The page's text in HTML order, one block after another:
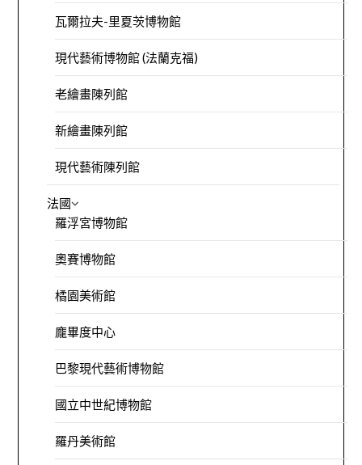
瓦爾拉夫-里夏茨博物館
現代藝術博物館 (法蘭克福)
老繪畫陳列館
新繪畫陳列館
現代藝術陳列館
法國
羅浮宮博物館
奧賽博物館
橘園美術館
龐畢度中心
巴黎現代藝術博物館
國立中世紀博物館
羅丹美術館